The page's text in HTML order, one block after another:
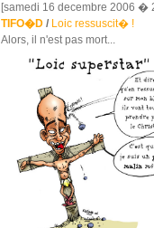
[samedi 16 decembre 2006 �
TIFO�D/ Loic ressuscit� !
Alors, il n'est pas mort...